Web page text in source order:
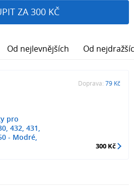
ZA 300 KČ
Od nejlevnějších Od
pro
432, 431,
- Modré,
Doprava: 79 Kč
300 Kč